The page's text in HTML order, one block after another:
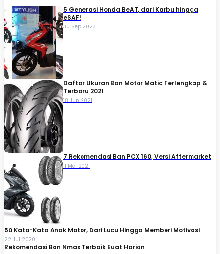
5 Generasi Honda BeAT, dari Karbu hingga
eSAF!
30 Sep 2023
Daftar Ukuran Ban Motor Matic Terlengkap &
Terbaru 2021
18 Jun 2021
7 Rekomendasi Ban PCX 160, Versi Aftermarket
11 Mei 2021
50 Kata-Kata Anak Motor, Dari Lucu Hingga Memberi Motivasi
22 Jul 2020
Rekomendasi Ban Nmax Terbaik Buat Harian